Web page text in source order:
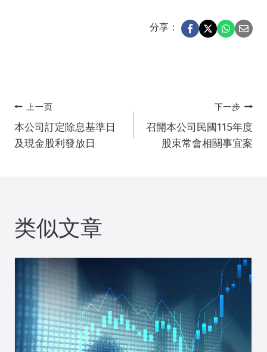
分享：
文
章
上一页
本公司訂定除息基準日
及現金股利發放日
下一步
召開本公司民國115年度
股東常會相關事宜案
类似文章